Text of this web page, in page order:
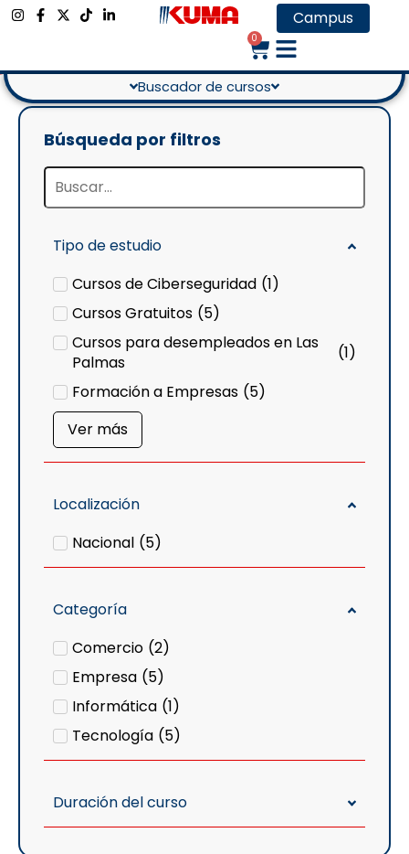
Campus
0
Buscador de cursos
MODALIDAD
Aula virtual
Búsqueda por filtros
Tipo de estudio
Cursos de Ciberseguridad (1)
Cursos Gratuitos (5)
Cursos para desempleados en Las
Palmas
(1)
Formación a Empresas (5)
Ver más
Localización
Nacional (5)
Categoría
Comercio (2)
Empresa (5)
Informática (1)
Tecnología (5)
Duración del curso